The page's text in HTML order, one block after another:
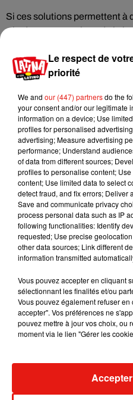
Si ces solutions permettent à
s'hydrater tout au long de la
elles
comme le souligne Marie-
Mon cahier objectif zéro sucre
suis penchée sur la
qu'il n'y a pas de sucre et
vitamines, c'est très bien.
comme des acidifiants, des
colorants, de la caféine,des
édulcorants", explique-t-elle.
À la place, la nutritionniste
eau avec un peu de jus de
des aromates, comme des
encore des morceaux de
100% naturel et c'est
le dispositif original de
olfaction("un terme pour
des odeurs par la bouche",
assez coûteux. La simple
euros, à laquelle il faut
8,99€ pour 3 pièces. Si l'on
aromatisée coûte donc en
Le respect de
priorité
We and our (447) partnersdo the
your consent and/or our legitimate
information on a device; Use
profiles for personalised
advertising; Measure advertising
performance; Understand
of data from different sources;
profiles to personalise content;
content; Use limited data to select
detect fraud, and fix errors; Deliver
Save and communicate privacy
process personal data such as IP
following functionalities: Identify
requested; Use precise
other data sources; Link different
information transmitted
Vous pouvez accepter en cliquant
sélectionnant les finalités et/ou
Vous pouvez également refuser
accepter". Vos préférences ne
pouvez mettre à jour vos choix, ou
moment via le lien "Gérer les